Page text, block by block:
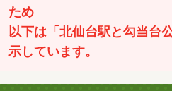
ため
以下は「北仙台駅と勾当台
示しています。